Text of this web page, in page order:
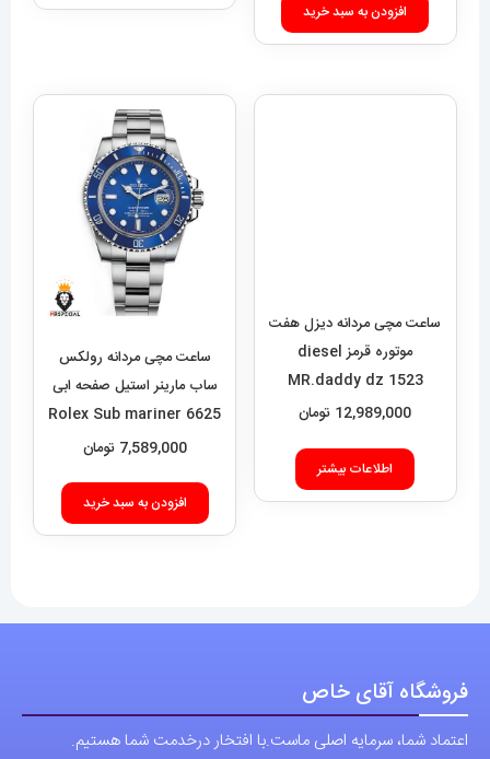
افزودن به سبد خرید
ساعت مچی مردانه دیزل هفت
موتوره قرمز diesel
MR.daddy dz 1523
12,989,000 تومان
اطلاعات بیشتر
ساعت مچی مردانه رولکس
ساب مارینر استیل صفحه ابی
6625 Rolex Sub mariner
7,589,000 تومان
افزودن به سبد خرید
فروشگاه آقای خاص
اعتماد شما، سرمایه اصلی ماست.با افتخار درخدمت شما هستیم.